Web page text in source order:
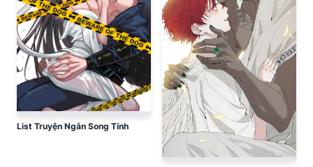
List Truyện Ngắn Song Tính